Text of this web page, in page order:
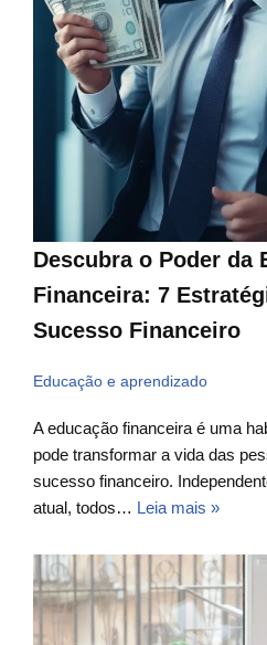
Descubra o Poder da
Financeira: 7
Sucesso Financeiro
Educação e aprendizado
A educação financeira é uma
pode transformar a vida das
sucesso financeiro.
atual, todos… Leia mais »